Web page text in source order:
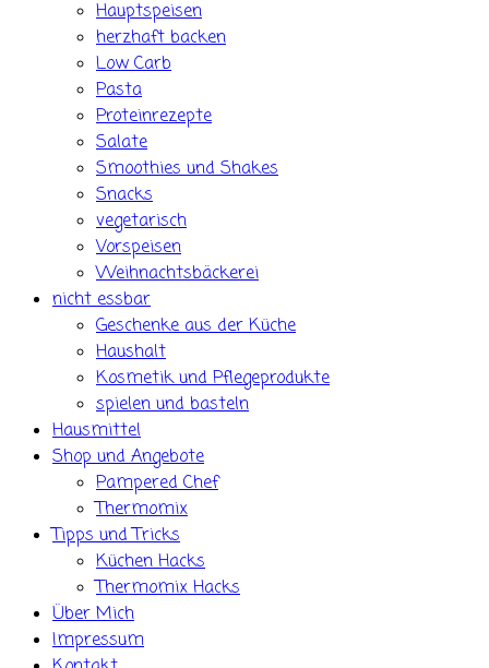
Hauptspeisen
herzhaft backen
Low Carb
Pasta
Proteinrezepte
Salate
Smoothies und Shakes
Snacks
vegetarisch
Vorspeisen
Weihnachtsbäckerei
nicht essbar
Geschenke aus der Küche
Haushalt
Kosmetik und Pflegeprodukte
spielen und basteln
Hausmittel
Shop und Angebote
Pampered Chef
Thermomix
Tipps und Tricks
Küchen Hacks
Thermomix Hacks
Über Mich
Impressum